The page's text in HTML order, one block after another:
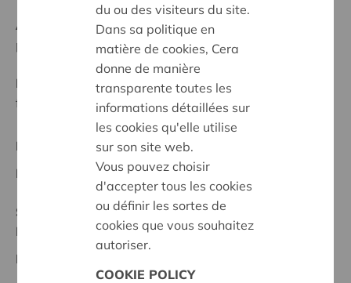
Ambition:
Des quartiers chaleureux et bienveillants
pour tous
Programme:
Construire des villages et des quartiers
forts, avec des voisins bienveillants
Projet régional
Date de début:20/05/2026
Statut:
Ieper-Poperinge
Date de décision:
du ou des visiteurs du site.
Dans sa politique en
matière de cookies, Cera
donne de manière
transparente toutes les
informations détaillées sur
les cookies qu'elle utilise
sur son site web.
Vous pouvez choisir
d'accepter tous les cookies
ou définir les sortes de
cookies que vous souhaitez
autoriser.
COOKIE POLICY